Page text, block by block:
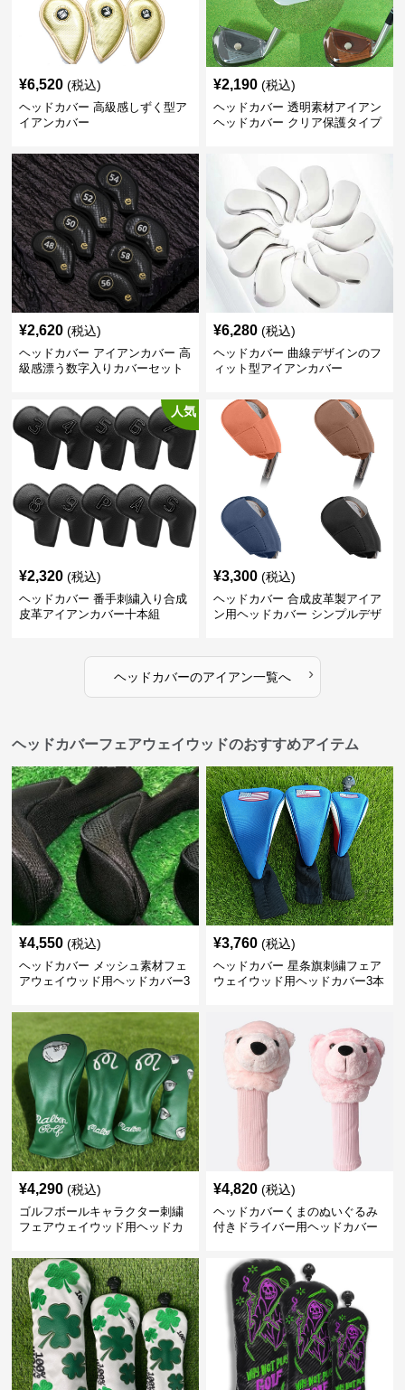
¥6,520 (税込)
ヘッドカバー 高級感しずく型ア
イアンカバー
¥2,190 (税込)
ヘッドカバー 透明素材アイアン
ヘッドカバー クリア保護タイプ
¥2,620 (税込)
ヘッドカバー アイアンカバー 高
級感漂う数字入りカバーセット
¥6,280 (税込)
ヘッドカバー 曲線デザインのフ
ィット型アイアンカバー
人気
¥2,320 (税込)
ヘッドカバー 番手刺繍入り合成
皮革アイアンカバー十本組
¥3,300 (税込)
ヘッドカバー 合成皮革製アイア
ン用ヘッドカバー シンプルデザ
ヘッドカバーのアイアン一覧へ ›
ヘッドカバーフェアウェイウッドのおすすめアイテム
¥4,550 (税込)
ヘッドカバー メッシュ素材フェ
アウェイウッド用ヘッドカバー3
¥3,760 (税込)
ヘッドカバー 星条旗刺繍フェア
ウェイウッド用ヘッドカバー3本
¥4,290 (税込)
ゴルフボールキャラクター刺繍
フェアウェイウッド用ヘッドカ
¥4,820 (税込)
ヘッドカバーくまのぬいぐるみ
付きドライバー用ヘッドカバー